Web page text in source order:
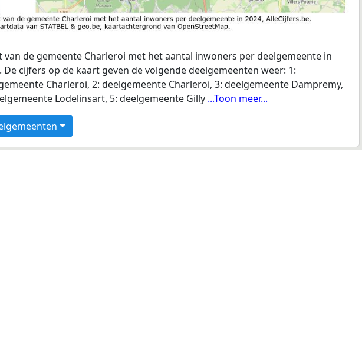
van de gemeente Charleroi met het aantal inwoners per deelgemeente in
De cijfers op de kaart geven de volgende deelgemeenten weer: 1:
Charleroi, 2: deelgemeente Charleroi, 3: deelgemeente Dampremy,
Lodelinsart, 5: deelgemeente Gilly ...Toon meer...